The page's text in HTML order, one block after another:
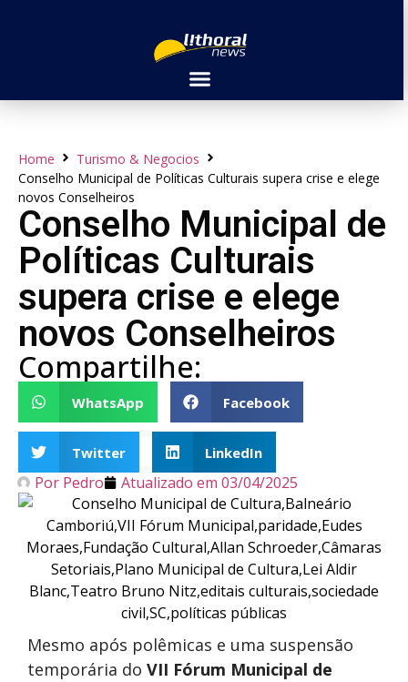
Home
Turismo & Negocios
Conselho Municipal de Políticas Culturais supera crise e elege
novos Conselheiros
Conselho Municipal de
Políticas Culturais
supera crise e elege
novos Conselheiros
Compartilhe:
WhatsApp Facebook
Twitter LinkedIn
Por Pedro Atualizado em 03/04/2025
Mesmo após polêmicas e uma suspensão
temporária do VII Fórum Municipal de